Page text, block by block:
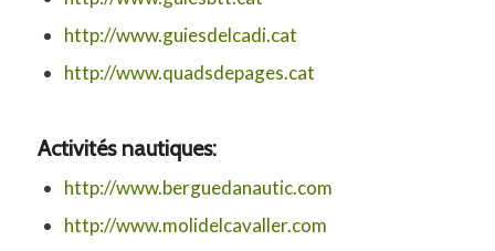
http://www.guiesdelcadi.cat
http://www.quadsdepages.cat
Activités nautiques:
http://www.berguedanautic.com
http://www.molidelcavaller.com